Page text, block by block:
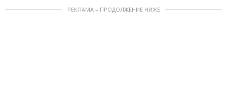
РЕКЛАМА – ПРОДОЛЖЕНИЕ НИЖЕ